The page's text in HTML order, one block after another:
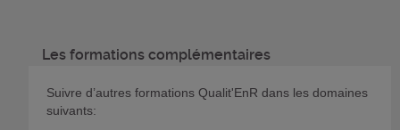
Les formations complémentaires
Suivre d’autres formations Qualit'EnR dans les domaines
suivants: